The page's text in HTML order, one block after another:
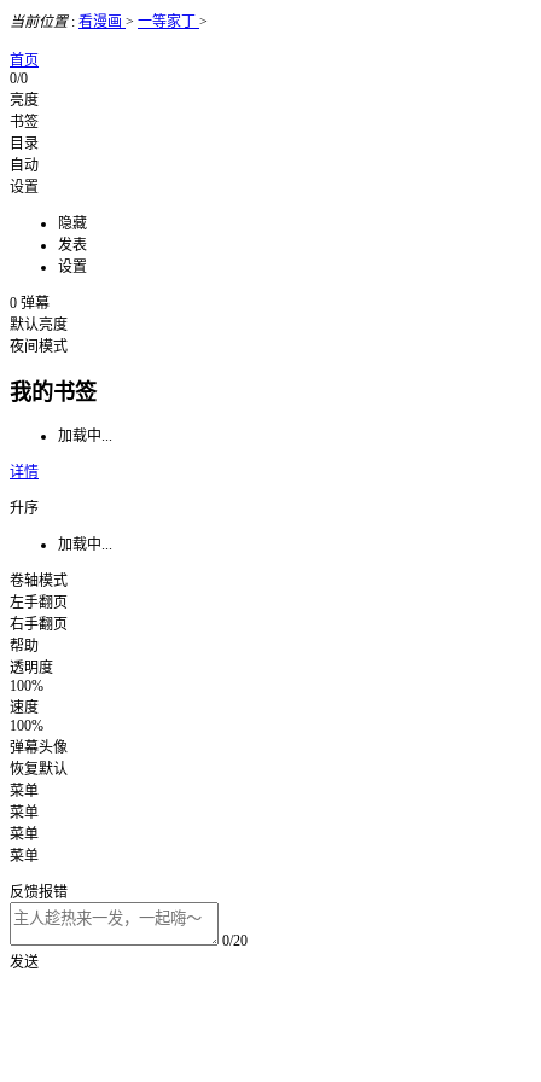
当前位置: 看漫画 > 一等家丁 >
首页
0/0
亮度
书签
目录
自动
设置
隐藏
发表
设置
0 弹幕
默认亮度
夜间模式
我的书签
加载中...
详情
升序
加载中...
卷轴模式
左手翻页
右手翻页
帮助
透明度
100%
速度
100%
弹幕头像
恢复默认
菜单
菜单
菜单
菜单
反馈报错
0/20
发送